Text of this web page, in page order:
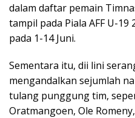
dalam daftar pemain
tampil pada Piala AFF U-
pada 1-14 Juni.
Sementara itu, dii lini
mengandalkan sejumlah
tulang punggung tim,
Oratmangoen, Ole